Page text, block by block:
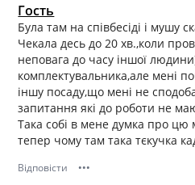
Гость
Була там на співбесіді і мушу
Чекала десь до 20 хв.,коли
неповага до часу іншої
комплектувальника,але мені
іншу посаду,що мені не
запитання які до роботи не
Така собі в мене думка про цю
тепер чому там така тєкучка
Відповісти •••